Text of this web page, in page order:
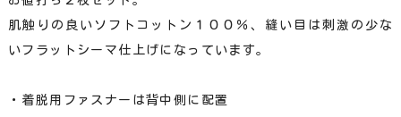
肌触りの良いソフトコットン１００％、縫い目は刺激の少な
いフラットシーマ仕上げになっています。
・着脱用ファスナーは背中側に配置